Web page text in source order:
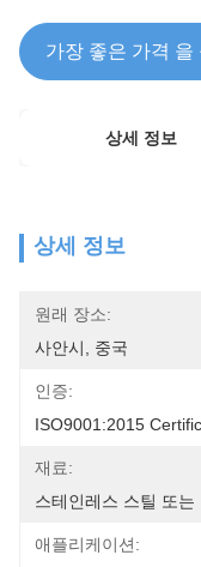
가장 좋은 가격 을
상세 정보
상세 정보
원래 장소:
사안시, 중국
인증:
ISO9001:2015
재료:
스테인레스 스틸 또는
애플리케이션: